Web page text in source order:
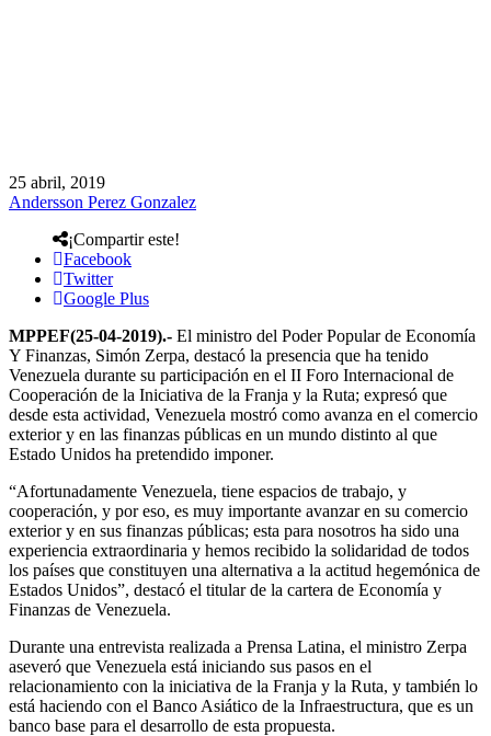
25 abril, 2019
Andersson Perez Gonzalez
¡Compartir este!
Facebook
Twitter
Google Plus
MPPEF(25-04-2019).- El ministro del Poder Popular de Economía
Y Finanzas, Simón Zerpa, destacó la presencia que ha tenido
Venezuela durante su participación en el II Foro Internacional de
Cooperación de la Iniciativa de la Franja y la Ruta; expresó que
desde esta actividad, Venezuela mostró como avanza en el comercio
exterior y en las finanzas públicas en un mundo distinto al que
Estado Unidos ha pretendido imponer.
“Afortunadamente Venezuela, tiene espacios de trabajo, y
cooperación, y por eso, es muy importante avanzar en su comercio
exterior y en sus finanzas públicas; esta para nosotros ha sido una
experiencia extraordinaria y hemos recibido la solidaridad de todos
los países que constituyen una alternativa a la actitud hegemónica de
Estados Unidos”, destacó el titular de la cartera de Economía y
Finanzas de Venezuela.
Durante una entrevista realizada a Prensa Latina, el ministro Zerpa
aseveró que Venezuela está iniciando sus pasos en el
relacionamiento con la iniciativa de la Franja y la Ruta, y también lo
está haciendo con el Banco Asiático de la Infraestructura, que es un
banco base para el desarrollo de esta propuesta.